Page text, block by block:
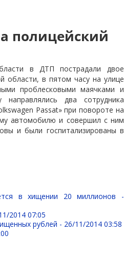
полицейский
в ДТП пострадали двое
области, в пятом часу на улице
проблесковыми маячками и
два сотрудника
Passat» при повороте на
автомобилю и совершил с ним
и были госпитализированы в
в хищении 20 миллионов -
2014 07:05
рублей - 26/11/2014 03:58